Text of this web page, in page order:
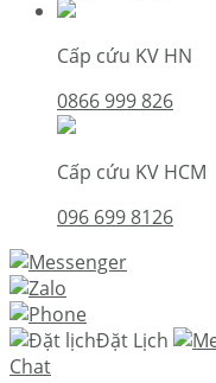
Cấp cứu KV HN
0866 999 826
Cấp cứu KV HCM
096 699 8126
Đặt Lịch
Chat